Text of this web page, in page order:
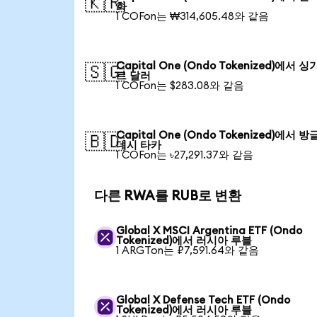
화
1 COFon는 ₩314,605.48와 같음
🇸🇬Capital One (Ondo Tokenized)에서 싱
르 달러
1 COFon는 $283.08와 같음
🇧🇩Capital One (Ondo Tokenized)에서 방
데시 타카
1 COFon는 ৳27,291.37와 같음
다른 RWA를 RUB로 변환
Global X MSCI Argentina ETF (Ondo
Tokenized)에서 러시아 루블
1 ARGTon는 ₽7,591.64와 같음
Global X Defense Tech ETF (Ondo
Tokenized)에서 러시아 루블